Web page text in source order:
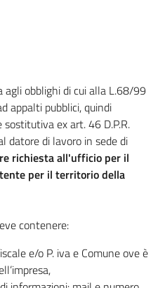
obblighi di cui alla L.68/99
appalti pubblici, quindi
ex art. 46 D.P.R.
datore di lavoro in sede di
richiesta all'ufficio per il
per il territorio della
contenere:
e/o P. iva e Comune ove è